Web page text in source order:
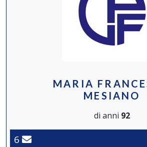
MARIA
MESIANO
di anni 92
6